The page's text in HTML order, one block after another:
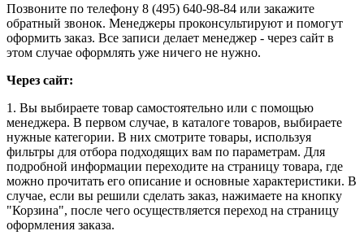
Позвоните по телефону 8 (495) 640-98-84 или закажите
обратный звонок. Менеджеры проконсультируют и помогут
оформить заказ. Все записи делает менеджер - через сайт в
этом случае оформлять уже ничего не нужно.
Через сайт:
1. Вы выбираете товар самостоятельно или с помощью
менеджера. В первом случае, в каталоге товаров, выбираете
нужные категории. В них смотрите товары, используя
фильтры для отбора подходящих вам по параметрам. Для
подробной информации переходите на страницу товара, где
можно прочитать его описание и основные характеристики. В
случае, если вы решили сделать заказ, нажимаете на кнопку
"Корзина", после чего осуществляется переход на страницу
оформления заказа.